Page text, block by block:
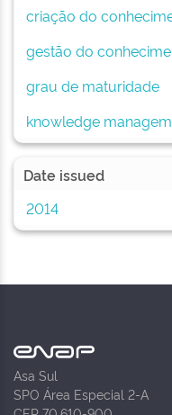
criação do
gestão do
grau de maturidade
knowledge
Date issued
2014
Asa Sul
SPO Área Especial 2-A